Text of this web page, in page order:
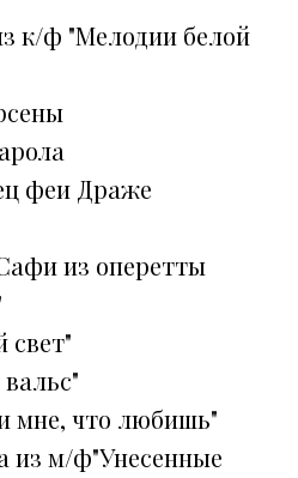
к/ф "Мелодии белой
феи Драже
из оперетты
свет"
мне, что любишь"
из м/ф"Унесенные